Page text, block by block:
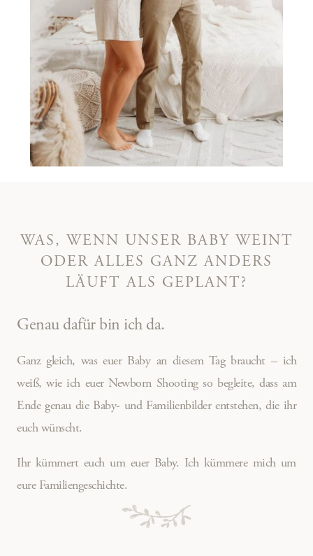
WAS, WENN UNSER BABY WEINT
ODER ALLES GANZ ANDERS
LÄUFT ALS GEPLANT?
Genau dafür bin ich da.
Ganz gleich, was euer Baby an diesem Tag braucht – ich
weiß, wie ich euer Newborn Shooting so begleite, dass am
Ende genau die Baby- und Familienbilder entstehen, die ihr
euch wünscht.
Ihr kümmert euch um euer Baby. Ich kümmere mich um
eure Familiengeschichte.